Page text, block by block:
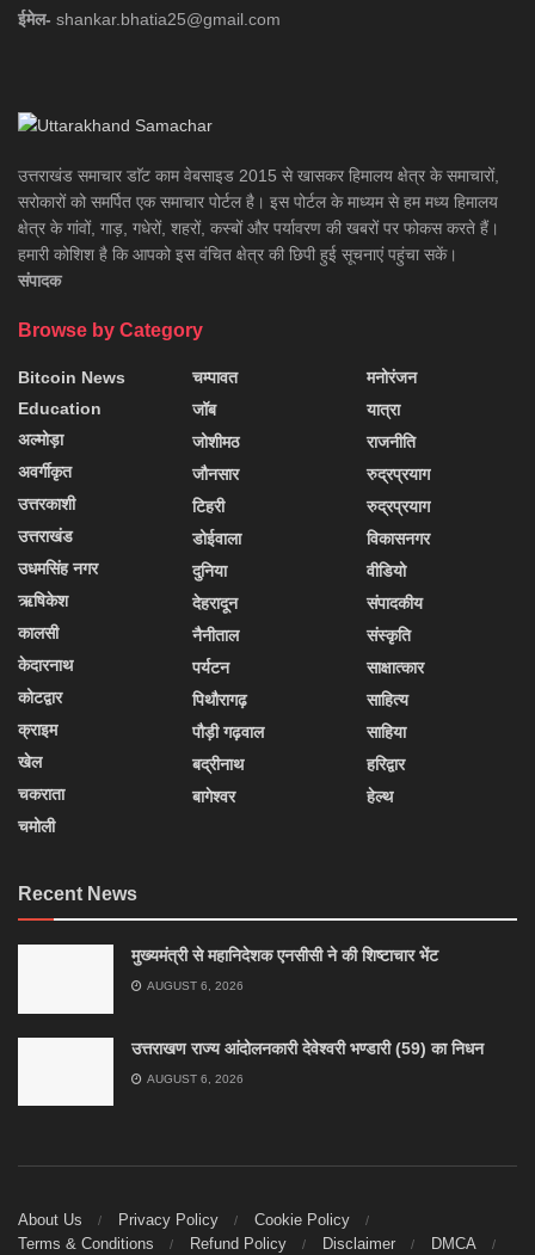
ईमेल- shankar.bhatia25@gmail.com
उत्तराखंड समाचार डाॅट काम वेबसाइड 2015 से खासकर हिमालय क्षेत्र के समाचारों,
सरोकारों को समर्पित एक समाचार पोर्टल है। इस पोर्टल के माध्यम से हम मध्य हिमालय
क्षेत्र के गांवों, गाड़, गधेरों, शहरों, कस्बों और पर्यावरण की खबरों पर फोकस करते हैं।
हमारी कोशिश है कि आपको इस वंचित क्षेत्र की छिपी हुई सूचनाएं पहुंचा सकें।
संपादक
Browse by Category
Bitcoin News
Education
अल्मोड़ा
अवर्गीकृत
उत्तरकाशी
उत्तराखंड
उधमसिंह नगर
ऋषिकेश
कालसी
केदारनाथ
कोटद्वार
क्राइम
खेल
चकराता
चमोली
चम्पावत
जॉब
जोशीमठ
जौनसार
टिहरी
डोईवाला
दुनिया
देहरादून
नैनीताल
पर्यटन
पिथौरागढ़
पौड़ी गढ़वाल
बद्रीनाथ
बागेश्वर
मनोरंजन
यात्रा
राजनीति
रुद्रप्रयाग
रुद्रप्रयाग
विकासनगर
वीडियो
संपादकीय
संस्कृति
साक्षात्कार
साहित्य
साहिया
हरिद्वार
हेल्थ
Recent News
मुख्यमंत्री से महानिदेशक एनसीसी ने की शिष्टाचार भेंट
AUGUST 6, 2026
उत्तराखण राज्य आंदोलनकारी देवेश्वरी भण्डारी (59) का निधन
AUGUST 6, 2026
About Us Privacy Policy
Cookie Policy
Terms & Conditions
Refund Policy Disclaimer
DMCA